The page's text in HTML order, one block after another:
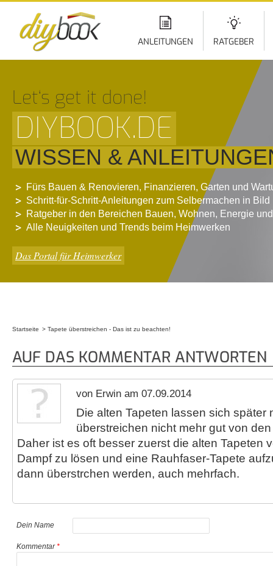
ANLEITUNGEN RATGEBER
Let‘s get it done!
DIYBOOK.DE
WISSEN &
Fürs Bauen & Renovieren, Finanzieren, Garten und
Schritt-für-Schritt-Anleitungen zum Selbermachen in Bild
Ratgeber in den Bereichen Bauen, Wohnen, Energie
Alle Neuigkeiten und Trends beim Heimwerken
Das Portal für Heimwerker
Startseite Tapete überstreichen - Das ist zu beachten!
AUF DAS KOMMENTAR ANTWORTEN
von Erwin am 07.09.2014
Die alten Tapeten lassen sich später
überstreichen nicht mehr gut von
Daher ist es oft besser zuerst die alten Tapeten
Dampf zu lösen und eine Rauhfaser-Tapete
dann überstrchen werden, auch mehrfach.
Dein Name
Kommentar*